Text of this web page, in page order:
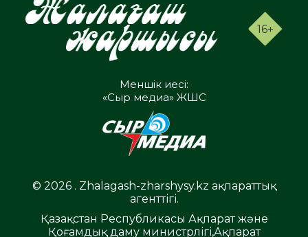
16+
Меншік иесі:
«Сыр медиа» ЖШС
© 2026 . Zhalagash-zharshysy.kz ақпараттық
агенттігі.
Қазақстан Республикасы Ақпарат және
Қоғамдық даму министрлігі,Ақпарат